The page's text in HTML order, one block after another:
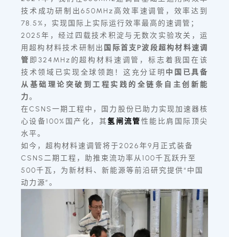
技术成功研制出650MHz高效率速调管，效率达到
78.5%，实现国际上实际运行效率最高的速调管；
2025年，经过四载技术积淀与无数次实验攻关， 运
用超构材料技术研制出 国际首支P波段超构材料速调
管 即324MHz的超构材料速调管，标志着我国在该
技术领域已实现全球领跑！这充分证明 中国已具备
从基础理论突破到工程实践的全链条自主创新能
力。
在CSNS一期工程中，国力股份已助力实现加速器核
心设备100%国产化，其氢闸流管性能比肩国际顶尖
水平。
如今，超构材料速调管将于2026年9月正式装备
CSNS二期工程，助推束流功率从100千瓦跃升至
500千瓦，为新材料、新能源等前沿研究提供“中国
动力源”。